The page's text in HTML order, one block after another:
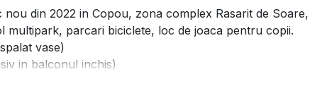
din 2022 in Copou, zona complex Rasarit de Soare,
multipark, parcari biciclete, loc de joaca pentru copii.
vase)
in balconul inchis)